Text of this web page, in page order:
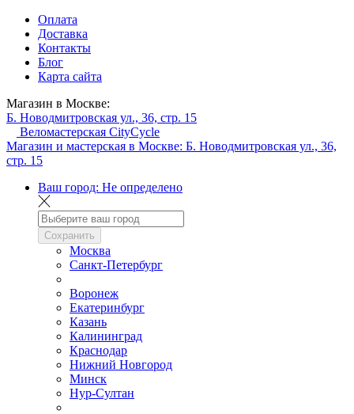
Оплата
Доставка
Контакты
Блог
Карта сайта
Магазин в Москве:
Б. Новодмитровская ул., 36, стр. 15
Веломастерская CityCycle
Магазин и мастерская в Москве: Б. Новодмитровская ул., 36,
стр. 15
Ваш город: Не определено
Сохранить
Москва
Санкт-Петербург
Воронеж
Екатеринбург
Казань
Калининград
Краснодар
Нижний Новгород
Минск
Нур-Султан